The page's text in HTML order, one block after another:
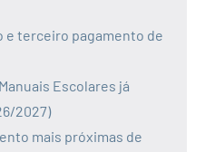
e terceiro pagamento de
Escolares já
2027)
mais próximas de